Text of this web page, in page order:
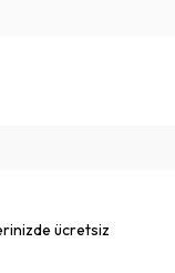
ücretsiz